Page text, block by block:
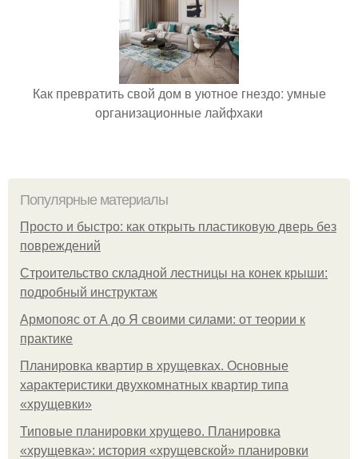
Как превратить свой дом в уютное гнездо: умные
организационные лайфхаки
Популярные материалы
Просто и быстро: как открыть пластиковую дверь без
повреждений
Строительство складной лестницы на конек крыши:
подробный инструктаж
Армопояс от А до Я своими силами: от теории к
практике
Планировка квартир в хрущевках. Основные
характеристики двухкомнатных квартир типа
«хрущевки»
Типовые планировки хрущево. Планировка
«хрущевка»: история «хрущевской» планировки